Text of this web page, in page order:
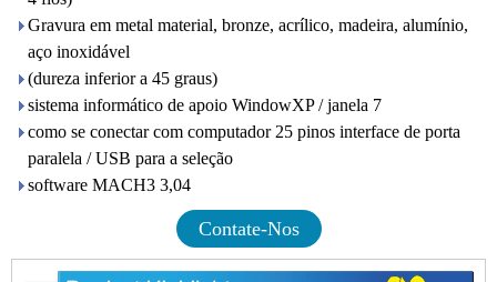
Gravura em metal material, bronze, acrílico, madeira, alumínio,
aço inoxidável
(dureza inferior a 45 graus)
sistema informático de apoio WindowXP / janela 7
como se conectar com computador 25 pinos interface de porta
paralela / USB para a seleção
software MACH3 3,04
Contate-Nos